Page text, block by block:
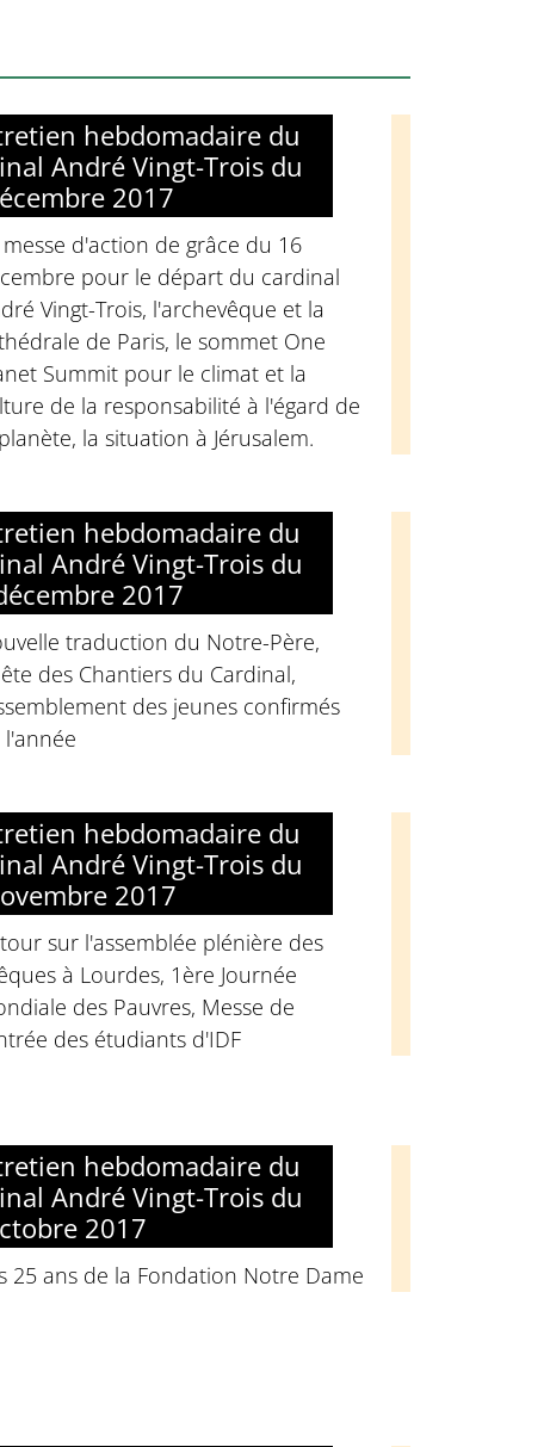
hebdomadaire du
André Vingt-Trois du
2017
messe d'action de grâce du 16
pour le départ du cardinal
Vingt-Trois, l'archevêque et la
de Paris, le sommet One
Summit pour le climat et la
de la responsabilité à l'égard de
la situation à Jérusalem.
hebdomadaire du
André Vingt-Trois du
2017
traduction du Notre-Père,
des Chantiers du Cardinal,
des jeunes confirmés
l'année
hebdomadaire du
André Vingt-Trois du
2017
sur l'assemblée plénière des
à Lourdes, 1ère Journée
des Pauvres, Messe de
des étudiants d'IDF
hebdomadaire du
André Vingt-Trois du
2017
25 ans de la Fondation Notre Dame